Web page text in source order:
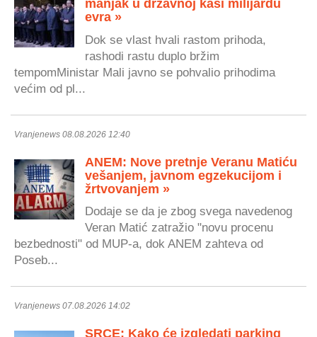
manjak u državnoj kasi milijardu
evra »
Dok se vlast hvali rastom prihoda,
rashodi rastu duplo bržim
tempomMinistar Mali javno se pohvalio prihodima
većim od pl...
Vranjenews 08.08.2026 12:40
ANEM: Nove pretnje Veranu Matiću
vešanjem, javnom egzekucijom i
žrtvovanjem »
Dodaje se da je zbog svega navedenog
Veran Matić zatražio "novu procenu
bezbednosti" od MUP-a, dok ANEM zahteva od
Poseb...
Vranjenews 07.08.2026 14:02
SRCE: Kako će izgledati parking